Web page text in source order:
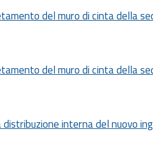
del muro di cinta della
del muro di cinta della
distribuzione interna del nuovo